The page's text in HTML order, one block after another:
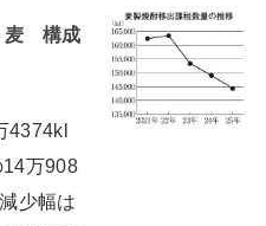
麦 構成
4374kl
14万908
少幅は